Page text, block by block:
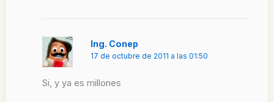
Ing. Conep
17 de octubre de 2011 a las 01:50
Si, y ya es millones